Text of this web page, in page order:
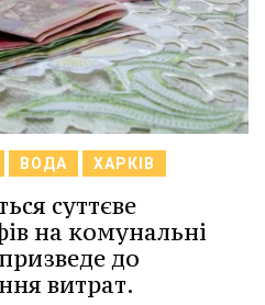
ВОДА ХАРКІВ
суттєве
на комунальні
до
витрат.